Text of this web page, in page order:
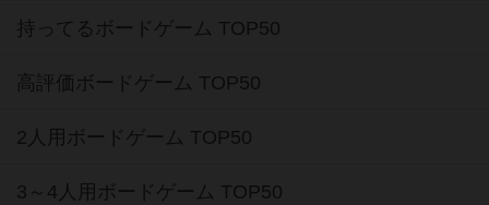
持ってるボードゲーム TOP50
高評価ボードゲーム TOP50
2人用ボードゲーム TOP50
3～4人用ボードゲーム TOP50